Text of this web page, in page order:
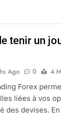
tenir un
Ago 0
4
Forex
liées à vos
des devises.